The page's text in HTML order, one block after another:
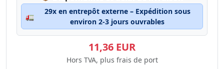
🚛
29x en entrepôt externe – Expédition sous
environ 2-3 jours ouvrables
11,36 EUR
Hors TVA, plus frais de port